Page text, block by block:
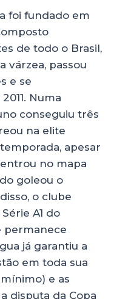
foi fundado em
de todo o Brasil,
várzea, passou
e se
Numa
conseguiu três
na elite
apesar
no mapa
goleou o
o clube
A1 do
permanece
já garantiu a
em toda sua
e as
disputa da Copa